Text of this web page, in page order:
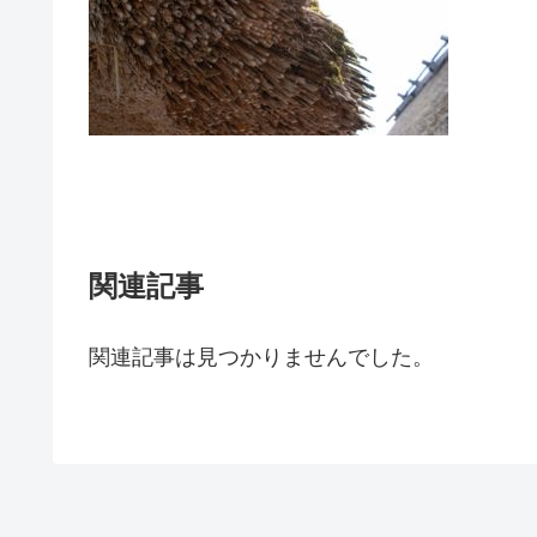
関連記事
関連記事は見つかりませんでした。